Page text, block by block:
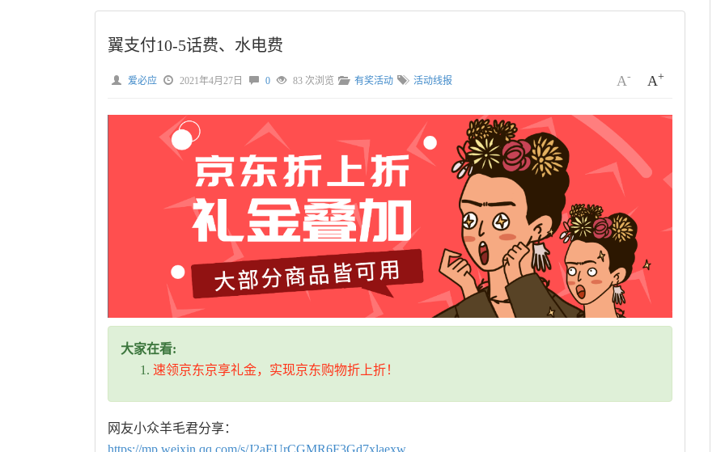
翼支付10-5话费、水电费
A- A+
爱必应 2021年4月27日 0 83 次浏览 有奖活动 活动线报
大家在看:
速领京东京享礼金，实现京东购物折上折！
网友小众羊毛君分享：